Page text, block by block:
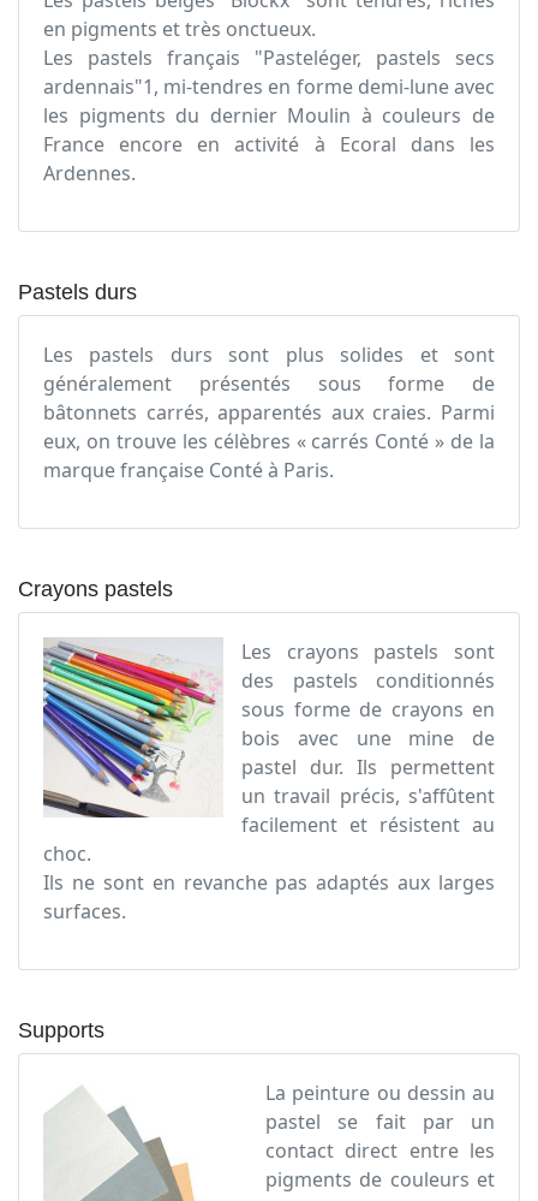
en pigments et très onctueux.
Les pastels français "Pasteléger, pastels secs
ardennais"1, mi-tendres en forme demi-lune avec
les pigments du dernier Moulin à couleurs de
France encore en activité à Ecoral dans les
Ardennes.
Pastels durs
Les pastels durs sont plus solides et sont
généralement présentés sous forme de
bâtonnets carrés, apparentés aux craies. Parmi
eux, on trouve les célèbres « carrés Conté » de la
marque française Conté à Paris.
Crayons pastels
Les crayons pastels sont
des pastels conditionnés
sous forme de crayons en
bois avec une mine de
pastel dur. Ils permettent
un travail précis, s'affûtent
facilement et résistent au
choc.
Ils ne sont en revanche pas adaptés aux larges
surfaces.
Supports
La peinture ou dessin au
pastel se fait par un
contact direct entre les
pigments de couleurs et